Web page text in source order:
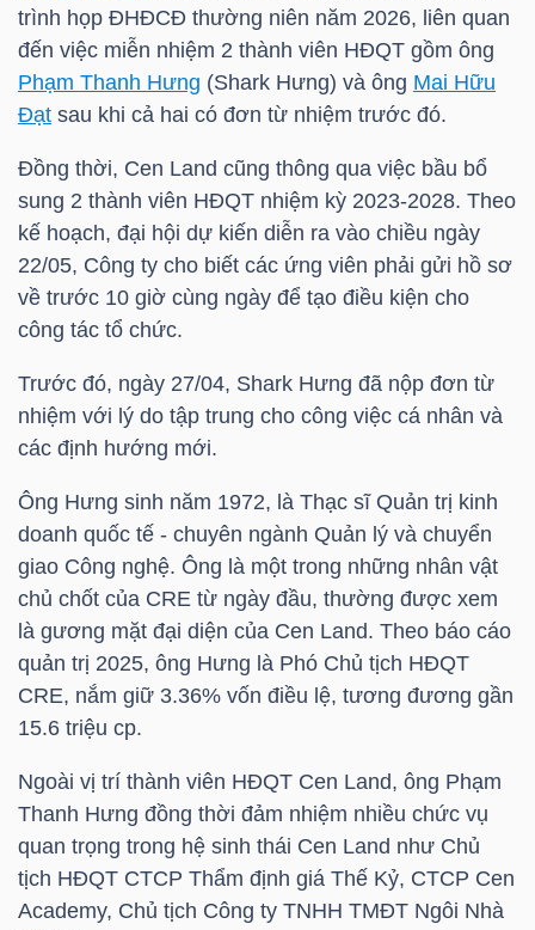
trình họp ĐHĐCĐ thường niên năm 2026, liên quan
đến việc miễn nhiệm 2 thành viên HĐQT gồm ông
Phạm Thanh Hưng (Shark Hưng) và ông Mai Hữu
Đạt sau khi cả hai có đơn từ nhiệm trước đó.
Đồng thời, Cen Land cũng thông qua việc bầu bổ
sung 2 thành viên HĐQT nhiệm kỳ 2023-2028. Theo
kế hoạch, đại hội dự kiến diễn ra vào chiều ngày
22/05, Công ty cho biết các ứng viên phải gửi hồ sơ
về trước 10 giờ cùng ngày để tạo điều kiện cho
công tác tổ chức.
Trước đó, ngày 27/04, Shark Hưng đã nộp đơn từ
nhiệm với lý do tập trung cho công việc cá nhân và
các định hướng mới.
Ông Hưng sinh năm 1972, là Thạc sĩ Quản trị kinh
doanh quốc tế - chuyên ngành Quản lý và chuyển
giao Công nghệ. Ông là một trong những nhân vật
chủ chốt của CRE từ ngày đầu, thường được xem
là gương mặt đại diện của Cen Land. Theo báo cáo
quản trị 2025, ông Hưng là Phó Chủ tịch HĐQT
CRE, nắm giữ 3.36% vốn điều lệ, tương đương gần
15.6 triệu cp.
Ngoài vị trí thành viên HĐQT Cen Land, ông Phạm
Thanh Hưng đồng thời đảm nhiệm nhiều chức vụ
quan trọng trong hệ sinh thái Cen Land như Chủ
tịch HĐQT CTCP Thẩm định giá Thế Kỷ, CTCP Cen
Academy, Chủ tịch Công ty TNHH TMĐT Ngôi Nhà
TÀI
CHÍNH
HÀNG
KINH
GIỚI
DƯƠNG
CHÍNH